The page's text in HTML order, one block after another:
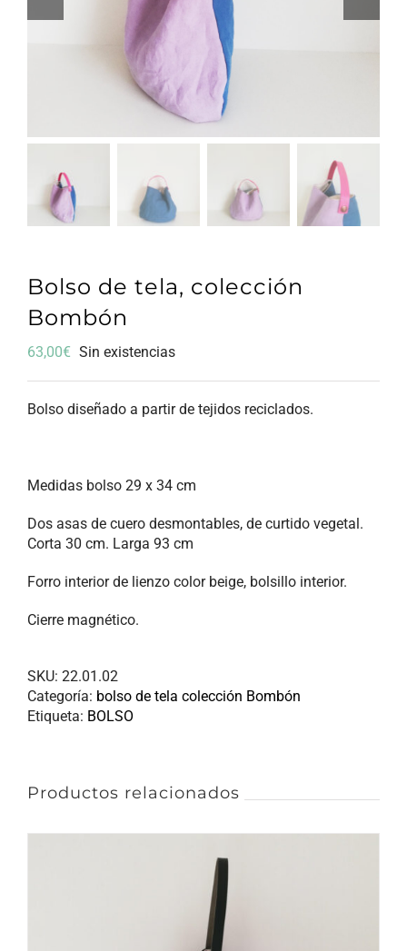
Bolso de tela, colección
Bombón
63,00€ Sin existencias
Bolso diseñado a partir de tejidos reciclados.
Medidas bolso 29 x 34 cm
Dos asas de cuero desmontables, de curtido vegetal.
Corta 30 cm. Larga 93 cm
Forro interior de lienzo color beige, bolsillo interior.
Cierre magnético.
SKU: 22.01.02
Categoría: bolso de tela colección Bombón
Etiqueta: BOLSO
Productos relacionados